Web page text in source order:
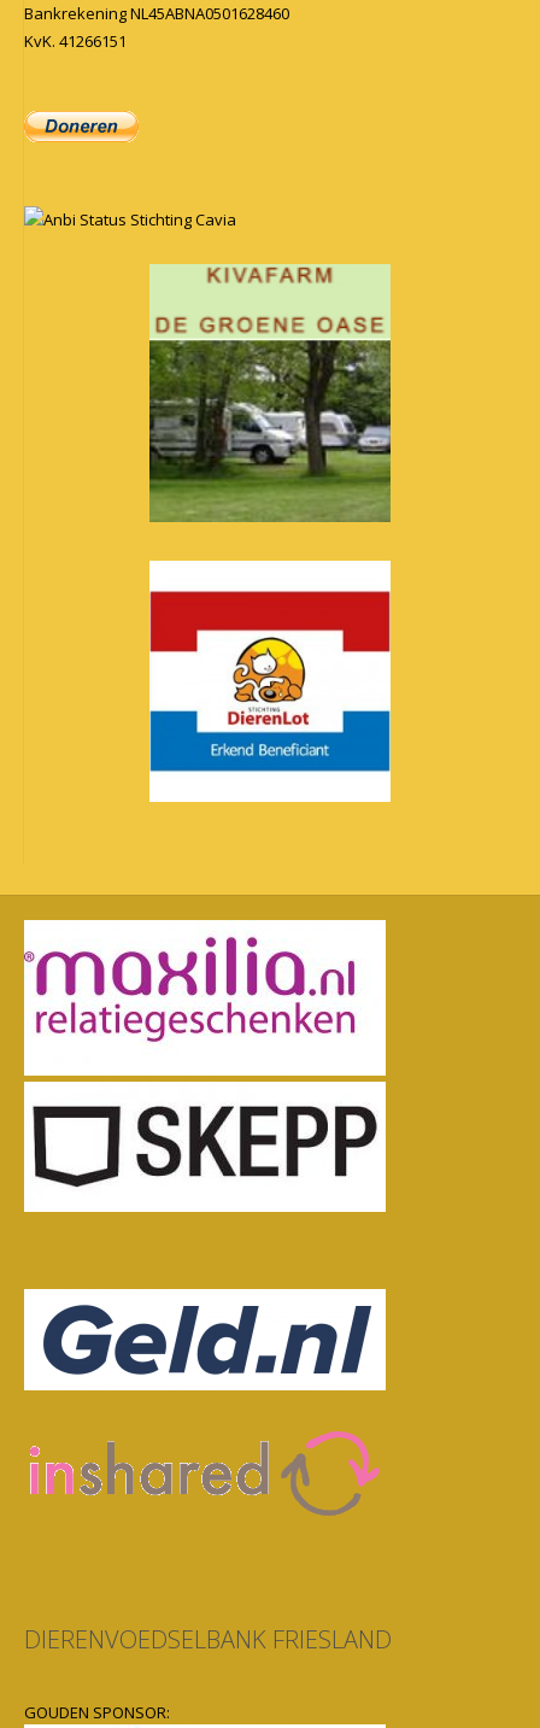
Bankrekening NL45ABNA0501628460
KvK. 41266151
Anbi Status Stichting Cavia
DIERENVOEDSELBANK FRIESLAND
GOUDEN SPONSOR: